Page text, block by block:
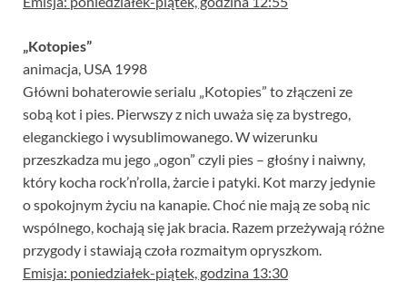
„Kotopies”
animacja, USA 1998
Główni bohaterowie serialu „Kotopies” to złączeni ze
sobą kot i pies. Pierwszy z nich uważa się za bystrego,
eleganckiego i wysublimowanego. W wizerunku
przeszkadza mu jego „ogon” czyli pies – głośny i naiwny,
który kocha rock’n’rolla, żarcie i patyki. Kot marzy jedynie
o spokojnym życiu na kanapie. Choć nie mają ze sobą nic
wspólnego, kochają się jak bracia. Razem przeżywają różne
przygody i stawiają czoła rozmaitym opryszkom.
Emisja: poniedziałek-piątek, godzina 13:30